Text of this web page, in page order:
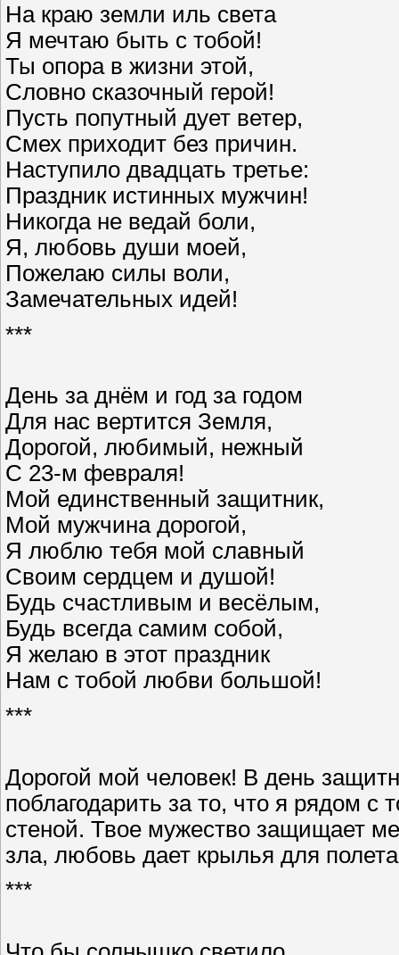
На краю земли иль света
Я мечтаю быть с тобой!
Ты опора в жизни этой,
Словно сказочный герой!
Пусть попутный дует ветер,
Смех приходит без причин.
Наступило двадцать третье:
Праздник истинных мужчин!
Никогда не ведай боли,
Я, любовь души моей,
Пожелаю силы воли,
Замечательных идей!
***
День за днём и год за годом
Для нас вертится Земля,
Дорогой, любимый, нежный
С 23-м февраля!
Мой единственный защитник,
Мой мужчина дорогой,
Я люблю тебя мой славный
Своим сердцем и душой!
Будь счастливым и весёлым,
Будь всегда самим собой,
Я желаю в этот праздник
Нам с тобой любви большой!
***
Дорогой мой человек! В день
поблагодарить за то, что я рядом с
стеной. Твое мужество защищает
зла, любовь дает крылья для
***